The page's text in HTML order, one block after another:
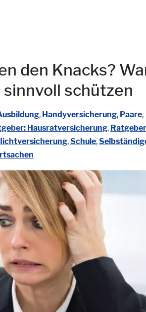
den Knacks?
schützen
, Handyversicherung, Paare,
Hausratversicherung,
,Schule,